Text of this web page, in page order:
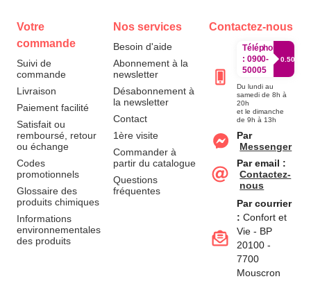
Votre
commande
Suivi de
commande
Livraison
Paiement facilité
Satisfait ou
remboursé, retour
ou échange
Codes
promotionnels
Glossaire des
produits chimiques
Informations
environnementales
des produits
Nos services
Besoin d'aide
Abonnement à la
newsletter
Désabonnement à
la newsletter
Contact
1ère visite
Commander à
partir du catalogue
Questions
fréquentes
Contactez-nous
Téléphone
: 0900-
50005
0.50€/
Du lundi au
samedi de 8h à
20h
et le dimanche
de 9h à 13h
Par
Messenger
Par email :
Contactez-
nous
Par courrier
: Confort et
Vie - BP
20100 -
7700
Mouscron